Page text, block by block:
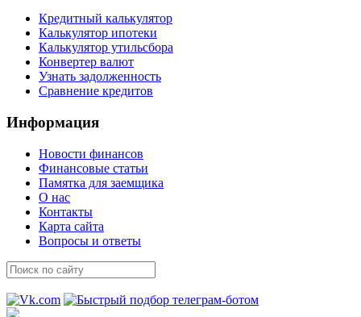
Кредитный калькулятор
Калькулятор ипотеки
Калькулятор утильсбора
Конвертер валют
Узнать задолженность
Сравнение кредитов
Информация
Новости финансов
Финансовые статьи
Памятка для заемщика
О нас
Контакты
Карта сайта
Вопросы и ответы